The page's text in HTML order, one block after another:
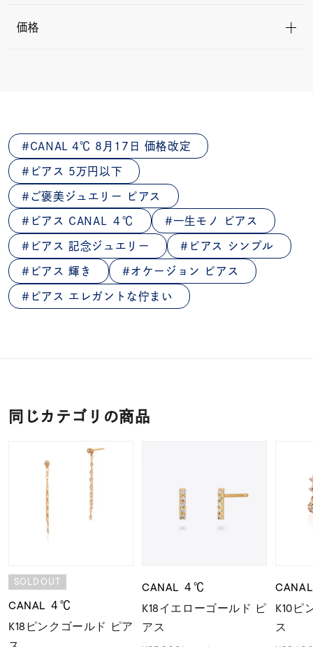
価格
CANAL 4℃ 8月17日 価格改定
ピアス 5万円以下
ご褒美ジュエリー ピアス
ピアス CANAL ４℃ 一生モノ ピアス
ピアス 記念ジュエリー ピアス シンプル
ピアス 輝き オケージョン ピアス
ピアス エレガントな佇まい
同じカテゴリの商品
SOLDOUT
CANAL ４℃
K18ピンクゴールド ピア
CANAL ４℃
K18イエローゴールド ピ
アス
K10ピ
ス